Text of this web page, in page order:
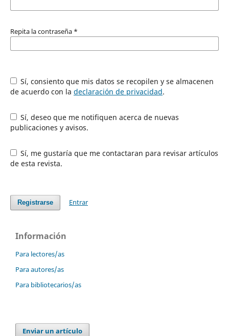
Repita la contraseña *
Sí, consiento que mis datos se recopilen y se almacenen
de acuerdo con la declaración de privacidad.
Sí, deseo que me notifiquen acerca de nuevas
publicaciones y avisos.
Sí, me gustaría que me contactaran para revisar artículos
de esta revista.
Registrarse Entrar
Información
Para lectores/as
Para autores/as
Para bibliotecarios/as
Enviar un artículo